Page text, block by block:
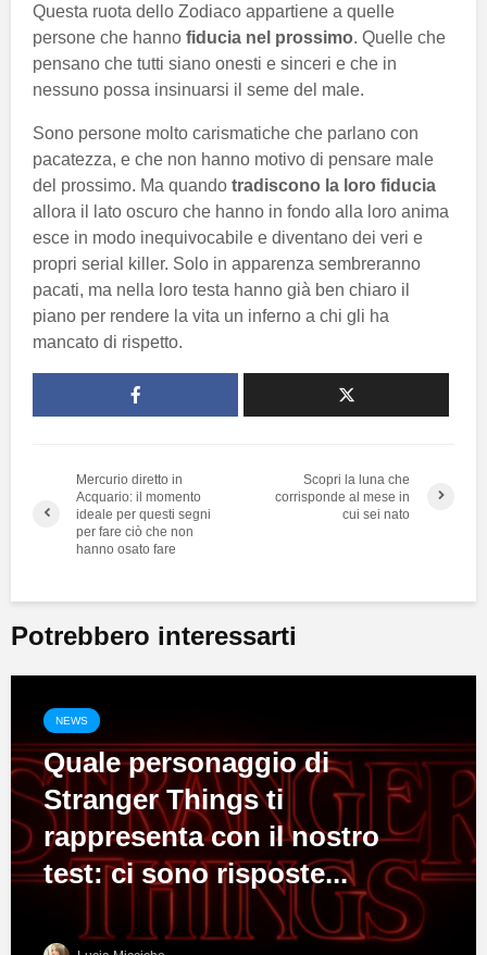
Questa ruota dello Zodiaco appartiene a quelle
persone che hanno fiducia nel prossimo. Quelle che
pensano che tutti siano onesti e sinceri e che in
nessuno possa insinuarsi il seme del male.
Sono persone molto carismatiche che parlano con
pacatezza, e che non hanno motivo di pensare male
del prossimo. Ma quando tradiscono la loro fiducia
allora il lato oscuro che hanno in fondo alla loro anima
esce in modo inequivocabile e diventano dei veri e
propri serial killer. Solo in apparenza sembreranno
pacati, ma nella loro testa hanno già ben chiaro il
piano per rendere la vita un inferno a chi gli ha
mancato di rispetto.
Mercurio diretto in
Acquario: il momento
ideale per questi segni
per fare ciò che non
hanno osato fare
Scopri la luna che
corrisponde al mese in
cui sei nato
Potrebbero interessarti
NEWS
Quale personaggio di
Stranger Things ti
rappresenta con il nostro
test: ci sono risposte...